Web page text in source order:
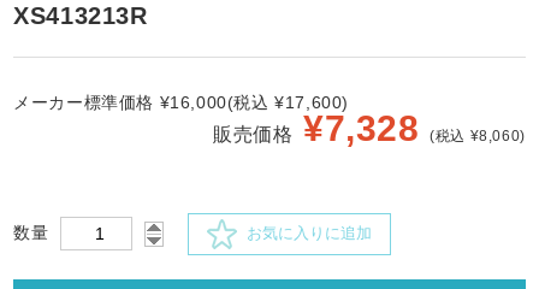
XS413213R
メーカー標準価格 ¥16,000(税込 ¥17,600)
販売価格 ¥7,328 (税込 ¥8,060)
数量 お気に入りに追加